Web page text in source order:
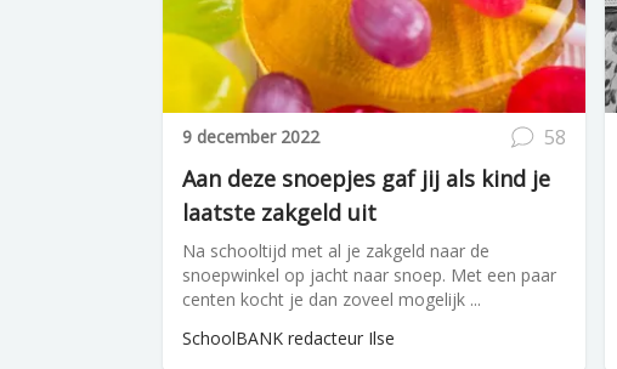
9 december 2022 58
Aan deze snoepjes gaf jij als kind je
laatste zakgeld uit
Na schooltijd met al je zakgeld naar de
snoepwinkel op jacht naar snoep. Met een paar
centen kocht je dan zoveel mogelijk ...
SchoolBANK redacteur Ilse